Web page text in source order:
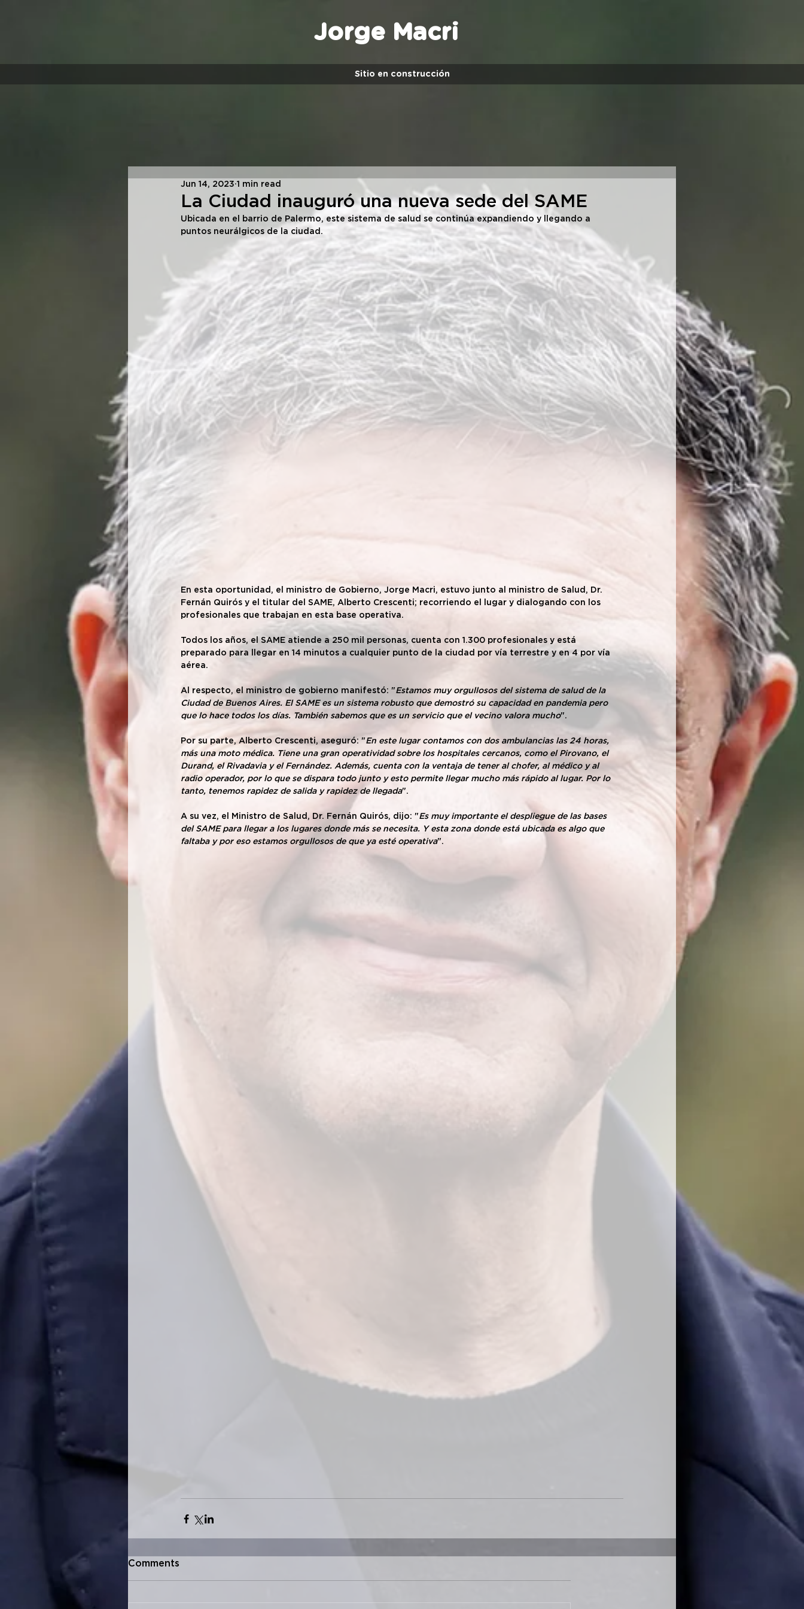
Jorge Macri
Sitio en construcción
La Ciudad inauguró una nueva sede del SAME
Jun 14, 2023 1 min read
Ubicada en el barrio de Palermo, este sistema de salud se continúa expandiendo y llegando a
puntos neurálgicos de la ciudad.
En esta oportunidad, el ministro de Gobierno, Jorge Macri, estuvo junto al ministro de Salud, Dr.
Fernán Quirós y el titular del SAME, Alberto Crescenti; recorriendo el lugar y dialogando con los
profesionales que trabajan en esta base operativa.
Todos los años, el SAME atiende a 250 mil personas, cuenta con 1.300 profesionales y está
preparado para llegar en 14 minutos a cualquier punto de la ciudad por vía terrestre y en 4 por vía
aérea.
Al respecto, el ministro de gobierno manifestó: "Estamos muy orgullosos del sistema de salud de la
Ciudad de Buenos Aires. El SAME es un sistema robusto que demostró su capacidad en pandemia pero
que lo hace todos los días. También sabemos que es un servicio que el vecino valora mucho".
Por su parte, Alberto Crescenti, aseguró: "En este lugar contamos con dos ambulancias las 24 horas,
más una moto médica. Tiene una gran operatividad sobre los hospitales cercanos, como el Pirovano, el
Durand, el Rivadavia y el Fernández. Además, cuenta con la ventaja de tener al chofer, al médico y al
radio operador, por lo que se dispara todo junto y esto permite llegar mucho más rápido al lugar. Por lo
tanto, tenemos rapidez de salida y rapidez de llegada".
A su vez, el Ministro de Salud, Dr. Fernán Quirós, dijo: "Es muy importante el despliegue de las bases
del SAME para llegar a los lugares donde más se necesita. Y esta zona donde está ubicada es algo que
faltaba y por eso estamos orgullosos de que ya esté operativa".
Comments